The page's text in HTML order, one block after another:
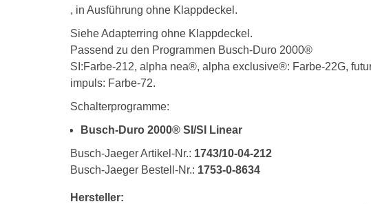
, in Ausführung ohne Klappdeckel.
Siehe Adapterring ohne Klappdeckel.
Passend zu den Programmen Busch-Duro 2000®
SI:Farbe-212, alpha nea®, alpha exclusive®: Farbe-22G,
impuls: Farbe-72.
Schalterprogramme:
Busch-Duro 2000® SI/SI Linear
Busch-Jaeger Artikel-Nr.: 1743/10-04-212
Busch-Jaeger Bestell-Nr.: 1753-0-8634
Hersteller: